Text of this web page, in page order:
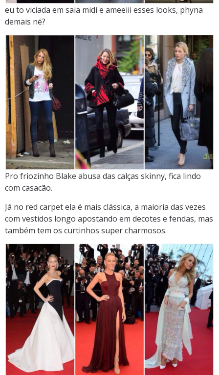
eu to viciada em saia midi e ameeiii esses looks, phyna
demais né?
Pro friozinho Blake abusa das calças skinny, fica lindo
com casacão.
Já no red carpet ela é mais clássica, a maioria das vezes
com vestidos longo apostando em decotes e fendas, mas
também tem os curtinhos super charmosos.